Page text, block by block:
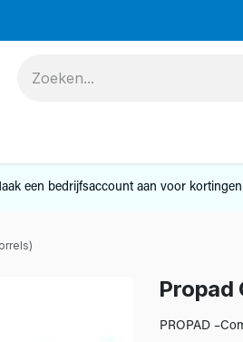
een bedrijfsaccount aan voor
Propad
PROPAD